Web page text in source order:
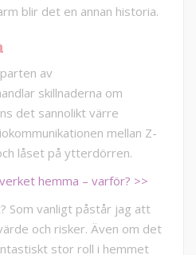
blir det en annan historia.
av
skillnaderna om
det sannolikt värre
mellan Z-
låset på ytterdörren.
hemma – varför? >>
Som vanligt påstår jag att
och risker. Även om det
stor roll i hemmet